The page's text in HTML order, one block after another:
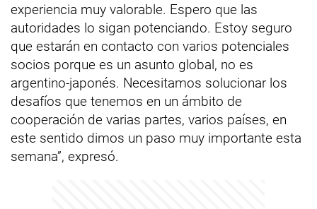
experiencia muy valorable. Espero que las
autoridades lo sigan potenciando. Estoy seguro
que estarán en contacto con varios potenciales
socios porque es un asunto global, no es
argentino-japonés. Necesitamos solucionar los
desafíos que tenemos en un ámbito de
cooperación de varias partes, varios países, en
este sentido dimos un paso muy importante esta
semana”, expresó.